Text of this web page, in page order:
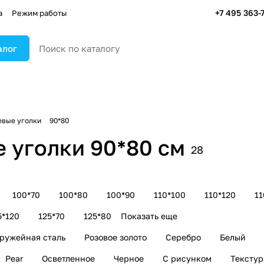
Режим работы +7 495 363-
уголки 90*80
90*80 см 28
100*70 100*80 100*90 110*100 110*120
125*70 125*80 Показать еще
сталь Розовое золото Серебро Белый
Pear Осветленное Черное С рисунком